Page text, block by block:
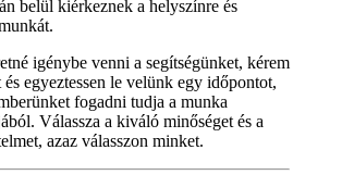
belül kiérkeznek a helyszínre és
igénybe venni a segítségünket, kérem
egyeztessen le velünk egy időpontot,
fogadni tudja a munka
Válassza a kiváló minőséget és a
azaz válasszon minket.